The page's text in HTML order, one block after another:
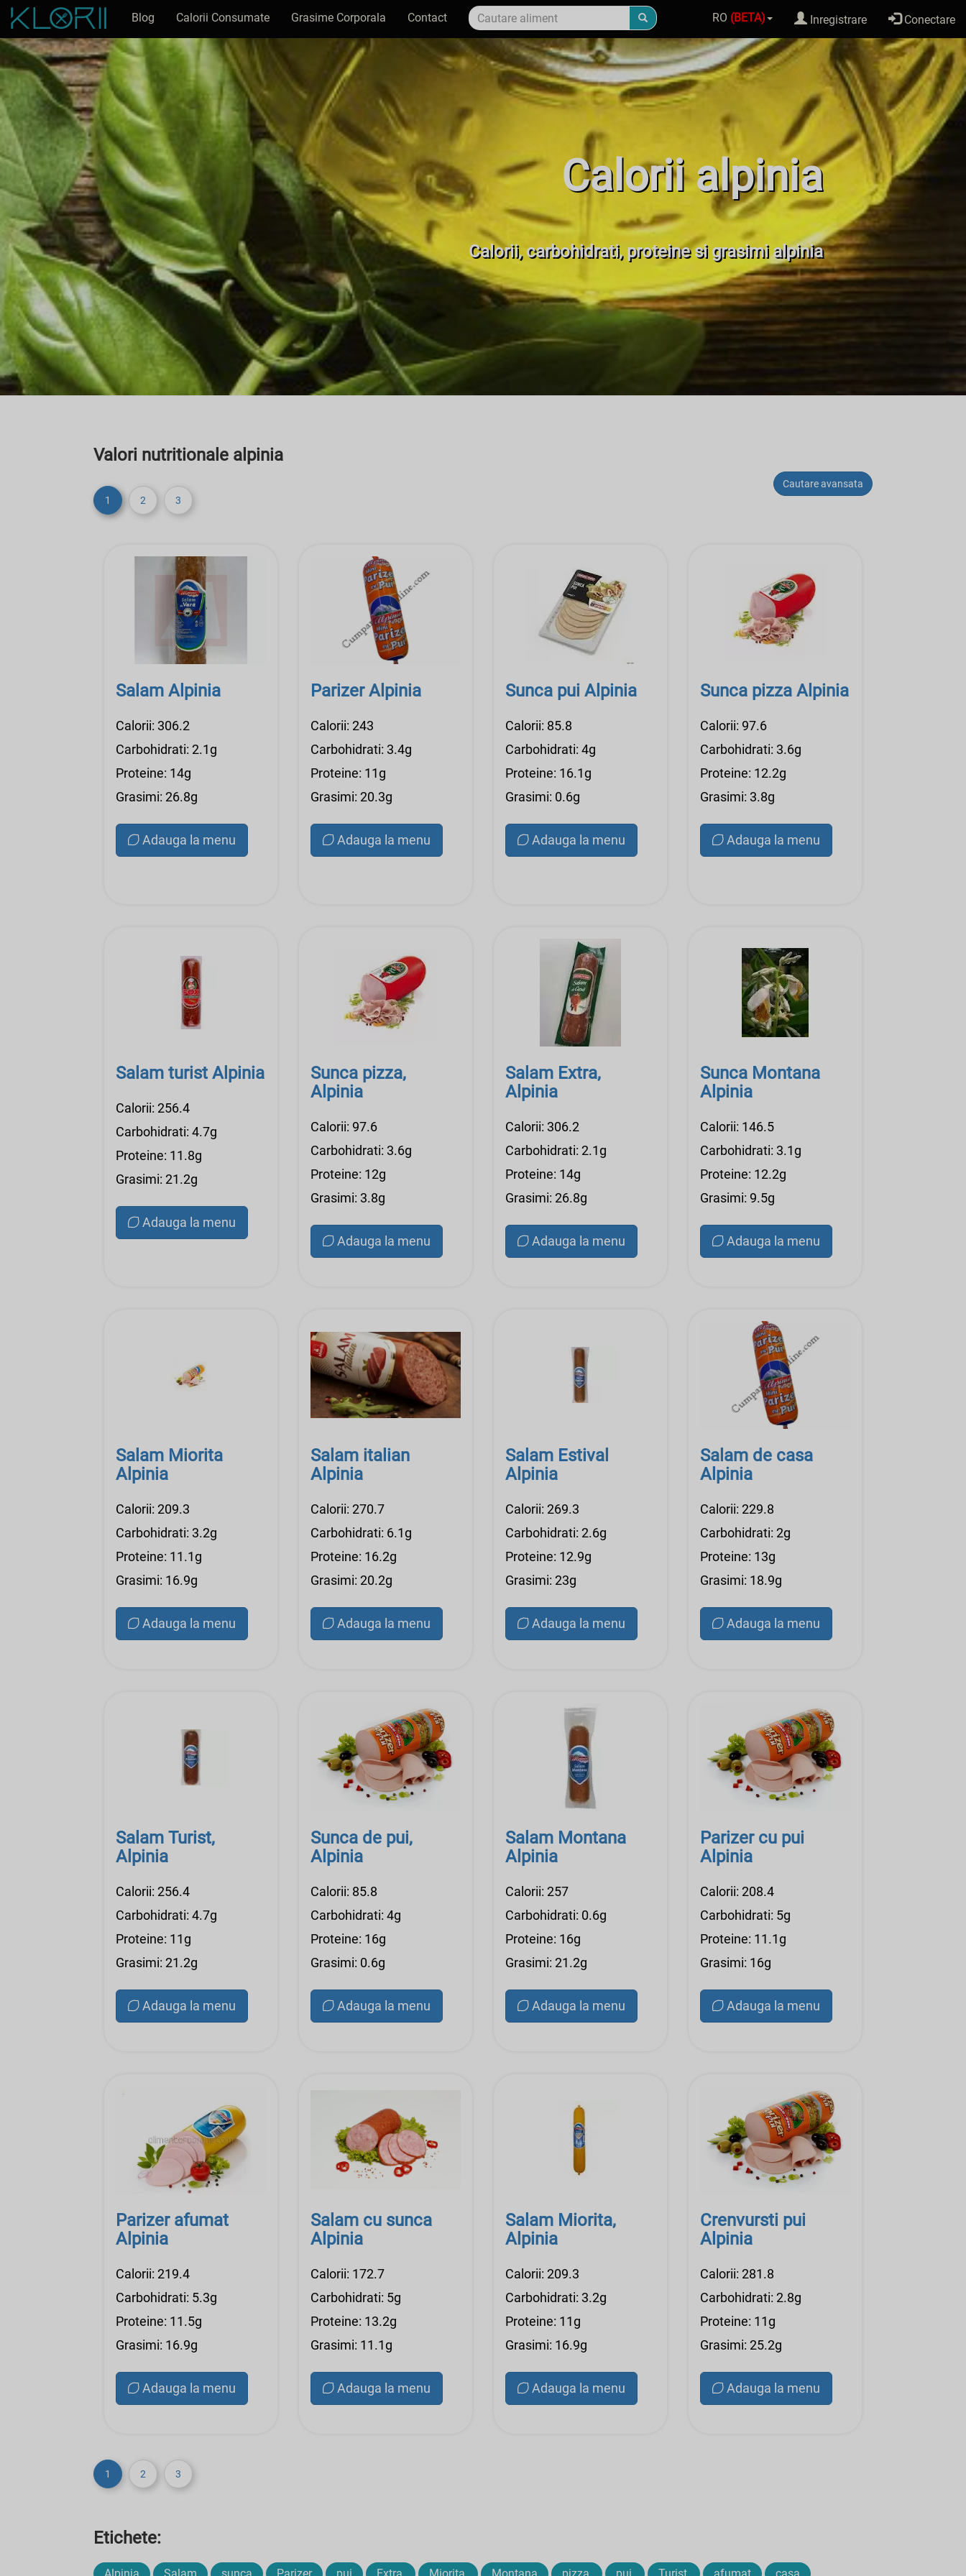
Blog Calorii Consumate Grasime Corporala Contact RO (BETA) Inregistrare Conectare
Calorii alpinia
Calorii, carbohidrati, proteine si grasimi alpinia
Valori nutritionale alpinia
Cautare avansata
1
2 3
Salam Alpinia
Calorii: 306.2
Carbohidrati: 2.1g
Proteine: 14g
Grasimi: 26.8g
Adauga la menu
Parizer Alpinia
Calorii: 243
Carbohidrati: 3.4g
Proteine: 11g
Grasimi: 20.3g
Adauga la menu
Sunca pui Alpinia
Calorii: 85.8
Carbohidrati: 4g
Proteine: 16.1g
Grasimi: 0.6g
Adauga la menu
Sunca pizza Alpinia
Calorii: 97.6
Carbohidrati: 3.6g
Proteine: 12.2g
Grasimi: 3.8g
Adauga la menu
Salam turist Alpinia
Calorii: 256.4
Carbohidrati: 4.7g
Proteine: 11.8g
Grasimi: 21.2g
Adauga la menu
Sunca pizza,
Alpinia
Calorii: 97.6
Carbohidrati: 3.6g
Proteine: 12g
Grasimi: 3.8g
Adauga la menu
Salam Extra,
Alpinia
Calorii: 306.2
Carbohidrati: 2.1g
Proteine: 14g
Grasimi: 26.8g
Adauga la menu
Sunca Montana
Alpinia
Calorii: 146.5
Carbohidrati: 3.1g
Proteine: 12.2g
Grasimi: 9.5g
Adauga la menu
Salam Miorita
Alpinia
Calorii: 209.3
Carbohidrati: 3.2g
Proteine: 11.1g
Grasimi: 16.9g
Adauga la menu
Salam italian
Alpinia
Calorii: 270.7
Carbohidrati: 6.1g
Proteine: 16.2g
Grasimi: 20.2g
Adauga la menu
Salam Estival
Alpinia
Calorii: 269.3
Carbohidrati: 2.6g
Proteine: 12.9g
Grasimi: 23g
Adauga la menu
Salam de casa
Alpinia
Calorii: 229.8
Carbohidrati: 2g
Proteine: 13g
Grasimi: 18.9g
Adauga la menu
Salam Turist,
Alpinia
Calorii: 256.4
Carbohidrati: 4.7g
Proteine: 11g
Grasimi: 21.2g
Adauga la menu
Sunca de pui,
Alpinia
Calorii: 85.8
Carbohidrati: 4g
Proteine: 16g
Grasimi: 0.6g
Adauga la menu
Salam Montana
Alpinia
Calorii: 257
Carbohidrati: 0.6g
Proteine: 16g
Grasimi: 21.2g
Adauga la menu
Parizer cu pui
Alpinia
Calorii: 208.4
Carbohidrati: 5g
Proteine: 11.1g
Grasimi: 16g
Adauga la menu
Parizer afumat
Alpinia
Calorii: 219.4
Carbohidrati: 5.3g
Proteine: 11.5g
Grasimi: 16.9g
Adauga la menu
Salam cu sunca
Alpinia
Calorii: 172.7
Carbohidrati: 5g
Proteine: 13.2g
Grasimi: 11.1g
Adauga la menu
Salam Miorita,
Alpinia
Calorii: 209.3
Carbohidrati: 3.2g
Proteine: 11g
Grasimi: 16.9g
Adauga la menu
Crenvursti pui
Alpinia
Calorii: 281.8
Carbohidrati: 2.8g
Proteine: 11g
Grasimi: 25.2g
Adauga la menu
1 2 3
Etichete: